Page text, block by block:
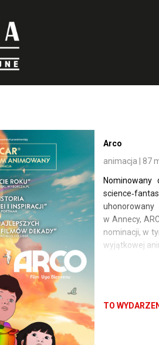
Arco
animacja | 87
w Annecy,
nominacji, w
wyjątkowej
splatają się
TO